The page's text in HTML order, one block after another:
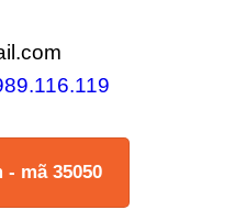
- mã 35050